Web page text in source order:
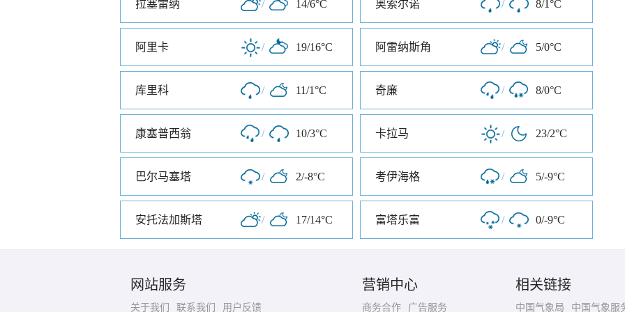
拉塞雷纳 / 14/6°C 奥索尔诺 / 8/1°C
阿里卡 / 19/16°C 阿雷纳斯角 / 5/0°C
库里科 / 11/1°C 奇廉 / 8/0°C
康塞普西翁 / 10/3°C 卡拉马 / 23/2°C
巴尔马塞塔 / 2/-8°C 考伊海格 / 5/-9°C
安托法加斯塔 / 17/14°C 富塔乐富 / 0/-9°C
网站服务
关于我们 联系我们 用户反馈
营销中心
商务合作 广告服务
相关链接
中国气象局 中国气象服